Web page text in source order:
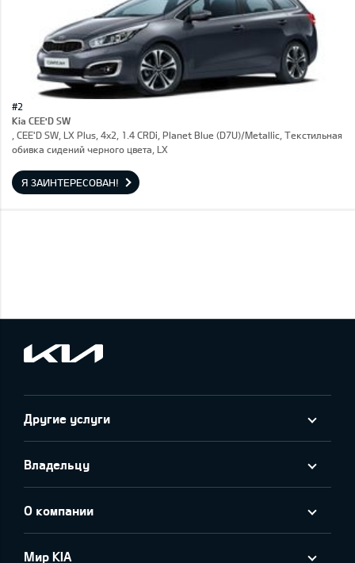
#2
Kia CEE'D SW
, CEE'D SW, LX Plus, 4x2, 1.4 CRDi, Planet Blue (D7U)/Metallic, Текстильная
обивка сидений черного цвета, LX
Я ЗАИНТЕРЕСОВАН!
Другие услуги
Владельцу
О компании
Мир KIA